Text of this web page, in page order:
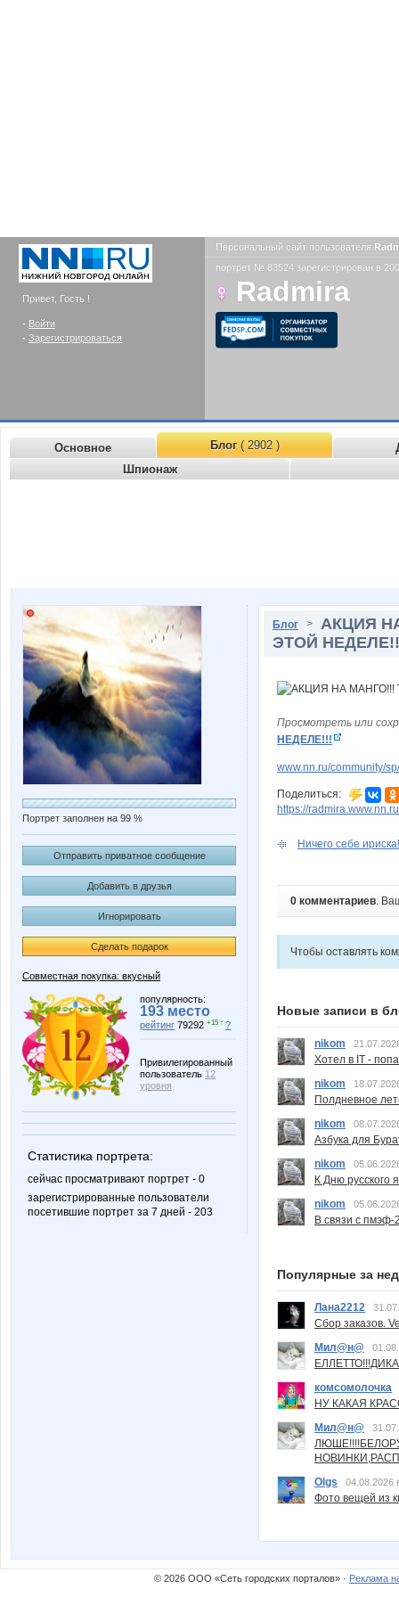
Привет, Гость !
- Войти
- Зарегистрироваться
Персональный сайт пользователя
портрет № 83524 зарегистрирован в
Radmira
Основное Блог( 2902 )
Шпионаж
Портрет заполнен на 99 %
Отправить приватное сообщение
Добавить в друзья
Игнорировать
Сделать подарок
Совместная покупка: вкусный
популярность:
193 место
рейтинг 79292 +15 ↑ ?
Привилегированный
пользователь 12
уровня
Статистика портрета:
сейчас просматривают портрет - 0
зарегистрированные пользователи
посетившие портрет за 7 дней - 203
Блог > АКЦИЯ
ЭТОЙ
Просмотреть или
НЕДЕЛЕ!!!
www.nn.ru/community/
Поделиться:
https://
Ничего себе
0 комментариев.
Чтобы оставлять
Новые записи в
nikom
Хотел в IT -
nikom
Полдневное
nikom
Азбука для
nikom
К Дню русского
nikom
В связи с пмэф-
Популярные за
Лана2212
Сбор заказов.
Мил@н@
комсомолочка
НУ КАКАЯ
Мил@н@
Olgs
04.08.2026
Фото вещей из
© 2026 ООО «Сеть городских порталов» · Реклама